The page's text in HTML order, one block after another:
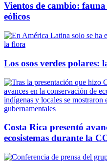
Vientos de cambio:
eólicos
Los osos verdes polares:
Costa Rica presentó
ecosistemas durante la